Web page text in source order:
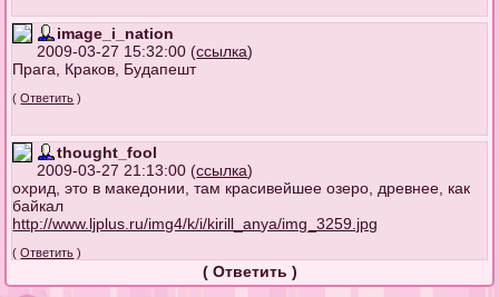
image_i_nation
2009-03-27 15:32:00 (ссылка)
Прага, Краков, Будапешт
(Ответить )
thought_fool
2009-03-27 21:13:00 (ссылка)
охрид, это в македонии, там красивейшее озеро, древнее, как
байкал
http://www.ljplus.ru/img4/k/i/kirill_anya/img_3259.jpg
(Ответить )
( Ответить )